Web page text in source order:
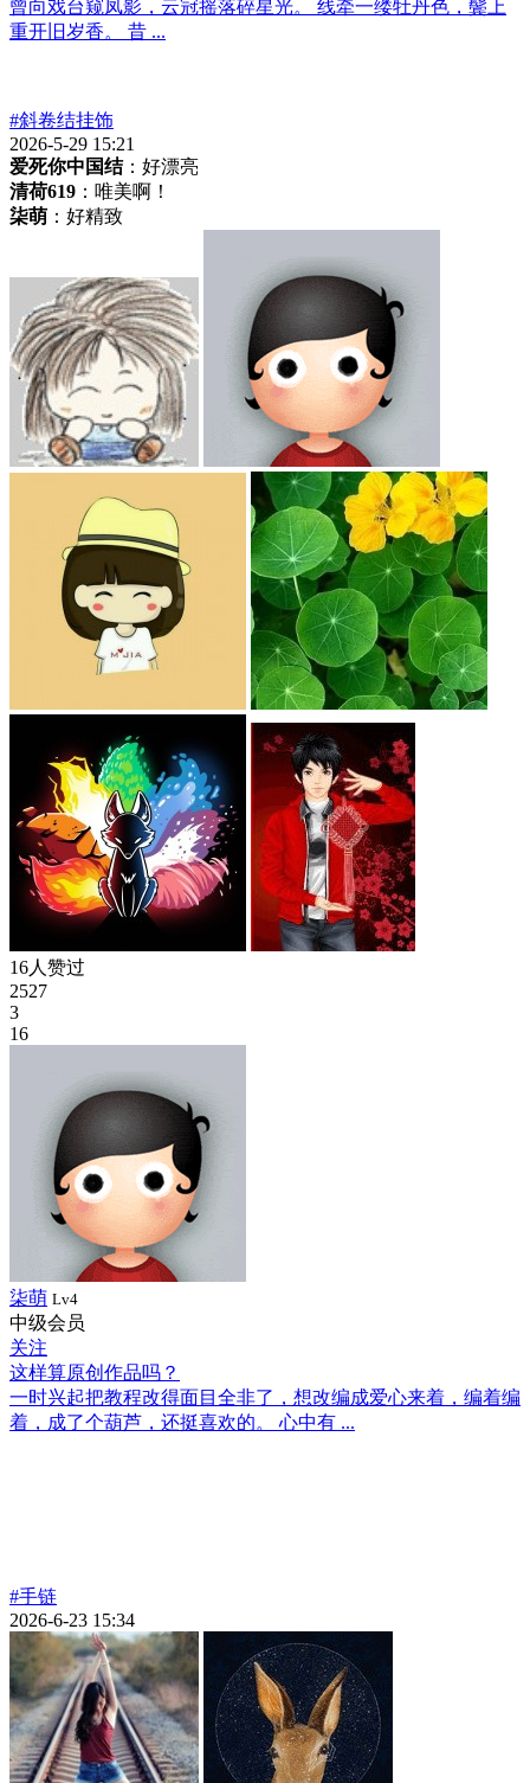
曾向戏台窥凤影，云冠摇落碎星光。 线牵一缕牡丹色，鬓上
重开旧岁香。 昔 ...
#斜卷结挂饰
2026-5-29 15:21
爱死你中国结：好漂亮
清荷619 ：唯美啊！
柒萌 ：好精致
16人赞过
2527
3
16
柒萌 Lv4
中级会员
关注
这样算原创作品吗？
一时兴起把教程改得面目全非了，想改编成爱心来着，编着编
着，成了个葫芦，还挺喜欢的。 心中有 ...
#手链
2026-6-23 15:34